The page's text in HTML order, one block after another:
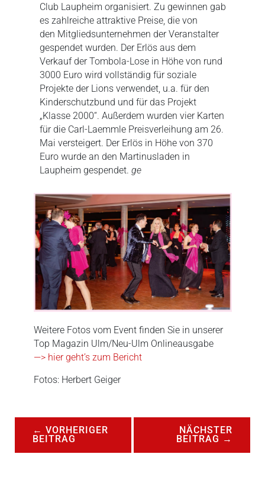
Club Laupheim organisiert. Zu gewinnen gab
es zahlreiche attraktive Preise, die von
den Mitgliedsunternehmen der Veranstalter
gespendet wurden. Der Erlös aus dem
Verkauf der Tombola-Lose in Höhe von rund
3000 Euro wird vollständig für soziale
Projekte der Lions verwendet, u.a. für den
Kinderschutzbund und für das Projekt
„Klasse 2000“. Außerdem wurden vier Karten
für die Carl-Laemmle Preisverleihung am 26.
Mai versteigert. Der Erlös in Höhe von 370
Euro wurde an den Martinusladen in
Laupheim gespendet. ge
Weitere Fotos vom Event finden Sie in unserer
Top Magazin Ulm/Neu-Ulm Onlineausgabe
—> hier geht’s zum Bericht
Fotos: Herbert Geiger
← VORHERIGER
BEITRAG
NÄCHSTER
BEITRAG →